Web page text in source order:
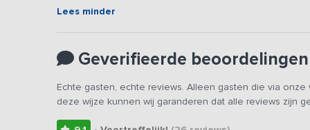
Lees minder
Geverifieerde beoordelingen
Echte gasten, echte reviews. Alleen gasten die via
deze wijze kunnen wij garanderen dat alle reviews zijn